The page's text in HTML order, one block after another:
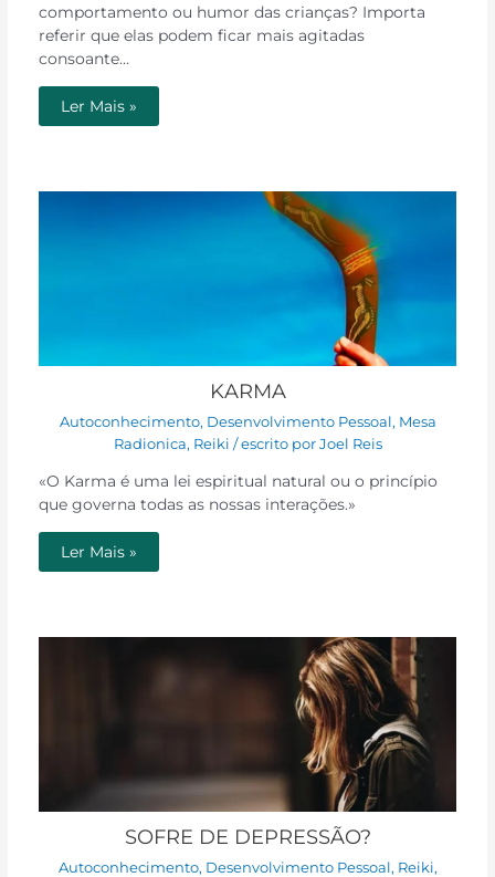
comportamento ou humor das crianças? Importa
referir que elas podem ficar mais agitadas
consoante…
Ler Mais »
KARMA
Autoconhecimento, Desenvolvimento Pessoal, Mesa
Radionica, Reiki / escrito por Joel Reis
«O Karma é uma lei espiritual natural ou o princípio
que governa todas as nossas interações.»
Ler Mais »
SOFRE DE DEPRESSÃO?
Autoconhecimento, Desenvolvimento Pessoal , Reiki,